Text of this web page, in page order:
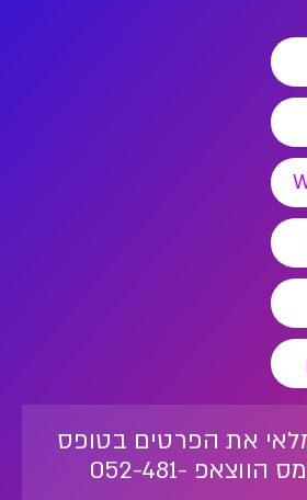
את הפרטים בטופס
או צרי קשר במס הווצאפ 052-481-